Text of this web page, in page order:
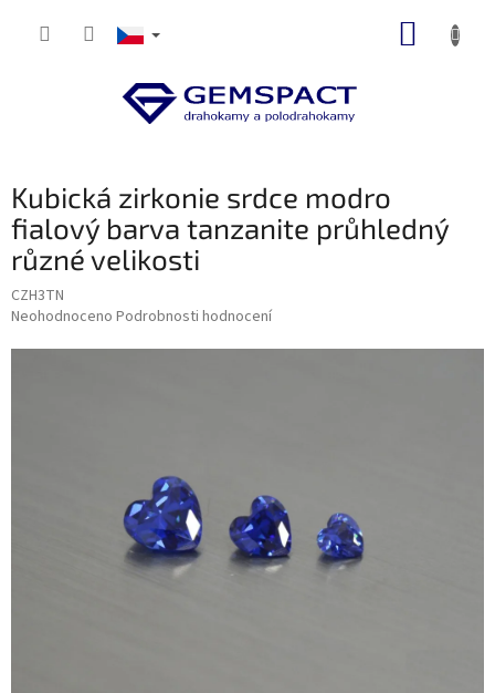
Kubická zirkonie srdce modro
fialový barva tanzanite průhledný
různé velikosti
CZH3TN
Průměrné
Neohodnoceno Podrobnosti hodnocení